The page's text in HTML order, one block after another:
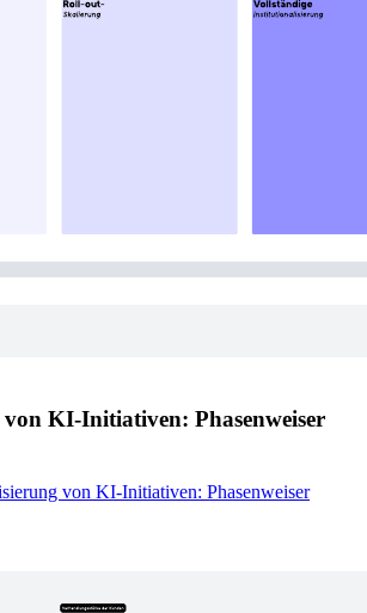
KI-Initiativen: Phasenweiser
von KI-Initiativen: Phasenweiser